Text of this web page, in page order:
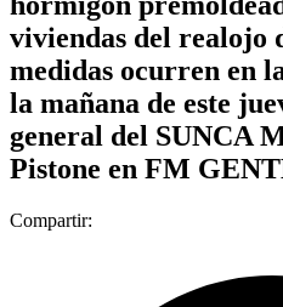
viviendas del realojo
medidas ocurren en
la mañana de este
general del SUNCA
Pistone en FM
Compartir: